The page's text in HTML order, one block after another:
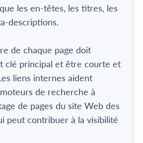
les en-têtes, les titres, les
descriptions.
de chaque page doit
clé principal et être courte et
liens internes aident
de recherche à
de pages du site Web des
peut contribuer à la visibilité